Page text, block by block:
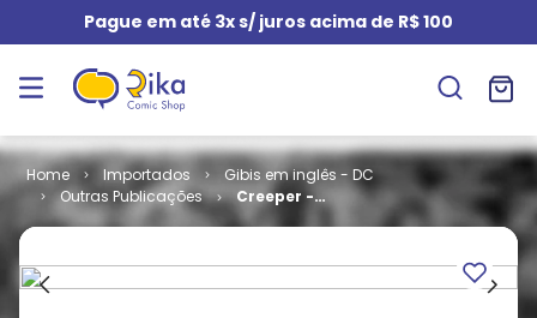
Pague em até 3x s/ juros acima de R$ 100
Importados
Gibis em inglês - DC
Outras Publicações
Creeper -
Volume 2 # 04